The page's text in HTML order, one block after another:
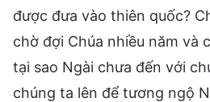
được đưa vào thiên quốc?
chờ đợi Chúa nhiều năm và
tại sao Ngài chưa đến với
chúng ta lên để tương ngộ